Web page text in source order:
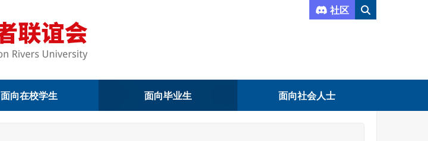
社区
面向在校学生 面向毕业生 面向社会人士